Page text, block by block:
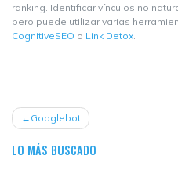
ranking. Identificar vínculos no
pero puede utilizar varias
CognitiveSEO o Link Detox
NAVEGACIÓN
DE
ENTRADAS
Googlebot
LO MÁS BUSCADO